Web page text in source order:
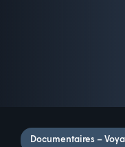
Documentaires –